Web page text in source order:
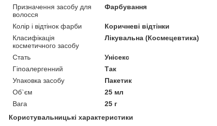
Призначення засобу для
волосся
Фарбування
Колір і відтінок фарби
Коричневі відтінки
Класифікація
косметичного засобу
Лікувальна (Космецевтика)
Стать
Унісекс
Гіпоалергенний
Так
Упаковка засобу
Пакетик
Об`єм
25 мл
Вага
25 г
Користувальницькі характеристики